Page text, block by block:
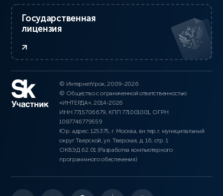
Государственная
лицензия
© ИнтернетУрок, 2009-2026
© Общество с ограниченной ответственностью
«ИНТЕРДА», 2014-2026
ИНН 7715706679, КПП 771001001, ОГРН
1087746779559
Юр. адрес: 125375, г. Москва, вн.тер.г. муниципальный
округ Тверской, ул. Тверская, д. 16, стр. 1
ОКВЭД 62.01 (Разработка компьютерного
программного обеспечения)